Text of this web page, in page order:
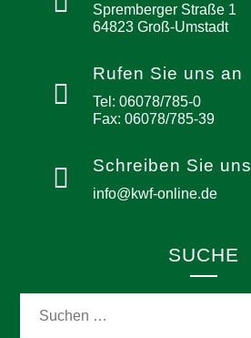
Spremberger Straße 1
64823 Groß-Umstadt
Rufen Sie uns an
Tel: 06078/785-0
Fax: 06078/785-39
Schreiben Sie uns
info@kwf-online.de
SUCHE